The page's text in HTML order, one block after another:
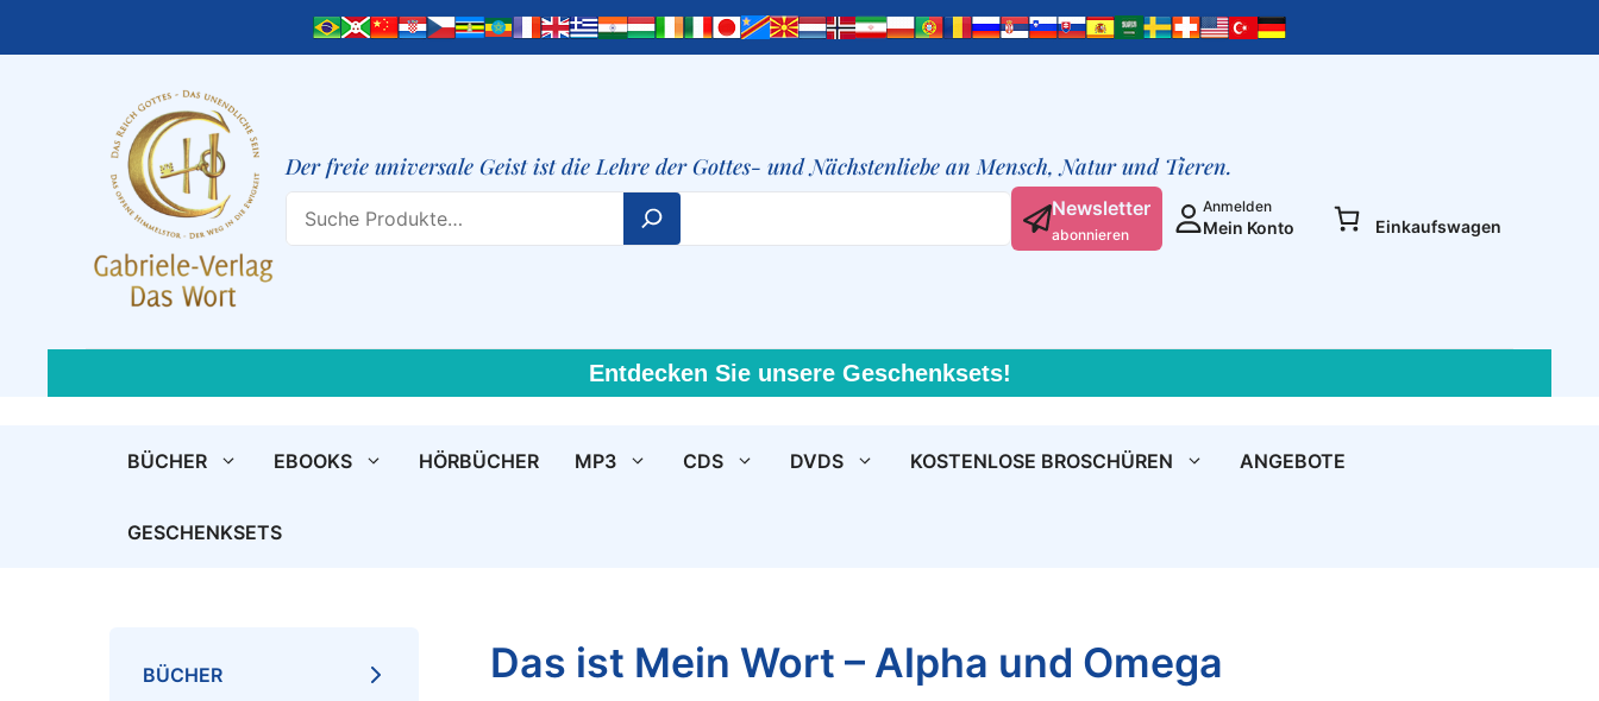
Der freie universale Geist ist die Lehre der Gottes- und Nächstenliebe an Mensch, Natur und Tieren.
Newsletter
abonnieren
Anmelden
Mein Konto Einkaufswagen
Entdecken Sie unsere Geschenksets!
BÜCHER EBOOKS HÖRBÜCHER MP3 CDS DVDS KOSTENLOSE BROSCHÜREN ANGEBOTE
GESCHENKSETS
Das ist Mein Wort – Alpha und Omega
BÜCHER